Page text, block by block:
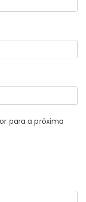
para a próxima